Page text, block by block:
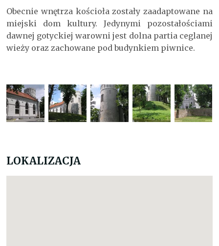
Obecnie wnętrza kościoła zostały zaadaptowane na
miejski dom kultury. Jedynymi pozostałościami
dawnej gotyckiej warowni jest dolna partia ceglanej
wieży oraz zachowane pod budynkiem piwnice.
LOKALIZACJA